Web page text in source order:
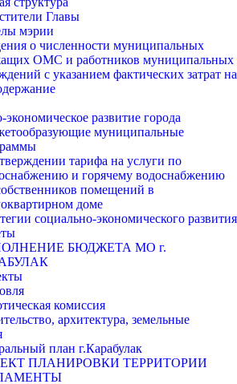
Главы
мэрии
о численности муниципальных
ОМС и работников муниципальных
с указанием фактических затрат на
развитие города
муниципальные
тарифа на услуги по
и горячему водоснабжению
помещений в
доме
социально-экономического развития
БЮДЖЕТА МО г.
комиссия
архитектура, земельные
план г.Карабулак
ПЛАНИРОВКИ ТЕРРИТОРИИ